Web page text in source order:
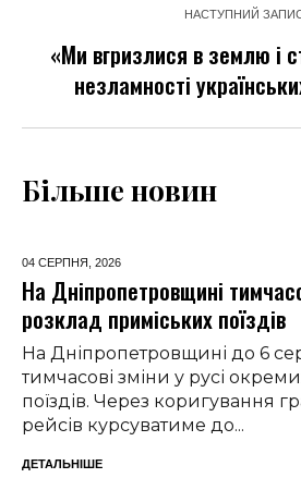
НАСТУПНИЙ
«Ми вгризлися в землю і
незламності
Більше новин
04 СЕРПНЯ, 2026
На Дніпропетровщині
розклад приміських поїздів
На Дніпропетровщині до 6
тимчасові зміни у русі
поїздів. Через коригування
рейсів курсуватиме до...
ДЕТАЛЬНІШЕ